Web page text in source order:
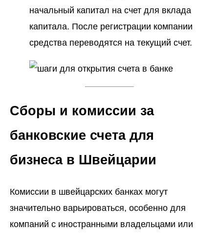
начальный капитал на счет для вклада
капитала. После регистрации компании
средства переводятся на текущий счет.
Сборы и комиссии за
банковские счета для
бизнеса в Швейцарии
Комиссии в швейцарских банках могут
значительно варьироваться, особенно для
компаний с иностранными владельцами или